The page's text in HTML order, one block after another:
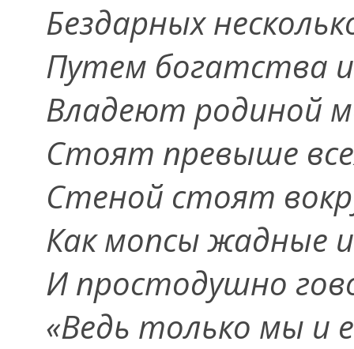
Бездарных
Путем богатства
Владеют родиной
Стоят превыше
Стеной стоят
Как мопсы жадные
И простодушно
«Ведь только мы и